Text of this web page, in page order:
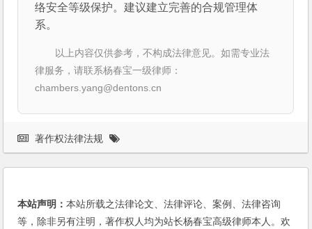
络安全等级保护。建议建立完善的合规管理体
系。
以上内容仅供参考，不构成法律意见。如需专业法
律服务，请联系杨春宝一级律师：
chambers.yang@dentons.cn
著作权法律法规
本站声明：本站所载之法律论文、法律评论、案例、法律咨询
等，除非另有注明，著作权人均为站长杨春宝高级律师本人。欢